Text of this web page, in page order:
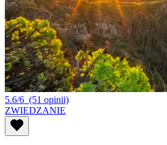
5.6/6 (51 opinii)
ZWIEDZANIE